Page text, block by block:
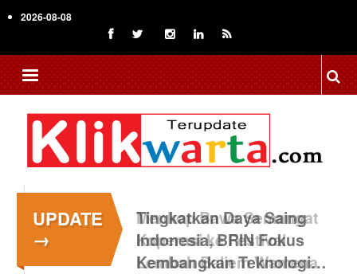
to
content
2026-08-08
UPDATE
→
Tingkatkan Daya Saing
Indonesia, BRIN Fokus
Kembangkan Teknologi…